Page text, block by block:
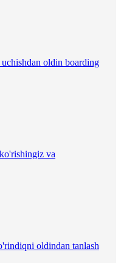
oldin boarding
va
oldindan tanlash